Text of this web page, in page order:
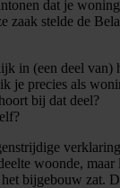
dat je
zaak stelde de
in (een deel van)
je precies als
bij dat deel?
woonde, maar
bijgebouw zat.